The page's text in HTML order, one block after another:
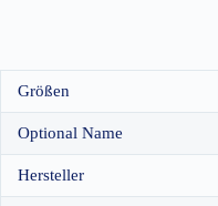
Größen
Optional Name
Hersteller